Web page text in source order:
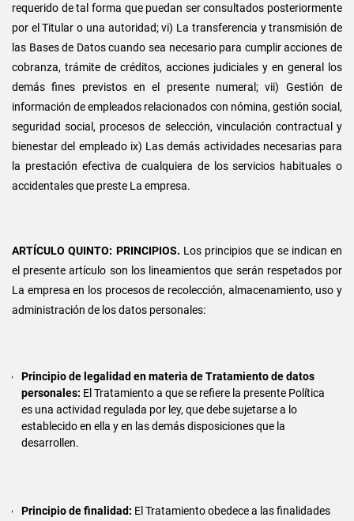
requerido de tal forma que puedan ser consultados posteriormente
por el Titular o una autoridad; vi) La transferencia y transmisión de
las Bases de Datos cuando sea necesario para cumplir acciones de
cobranza, trámite de créditos, acciones judiciales y en general los
demás fines previstos en el presente numeral; vii) Gestión de
información de empleados relacionados con nómina, gestión social,
seguridad social, procesos de selección, vinculación contractual y
bienestar del empleado ix) Las demás actividades necesarias para
la prestación efectiva de cualquiera de los servicios habituales o
accidentales que preste La empresa.
ARTÍCULO QUINTO: PRINCIPIOS. Los principios que se indican en
el presente artículo son los lineamientos que serán respetados por
La empresa en los procesos de recolección, almacenamiento, uso y
administración de los datos personales:
Principio de legalidad en materia de Tratamiento de datos
personales: El Tratamiento a que se refiere la presente Política
es una actividad regulada por ley, que debe sujetarse a lo
establecido en ella y en las demás disposiciones que la
desarrollen.
Principio de finalidad: El Tratamiento obedece a las finalidades